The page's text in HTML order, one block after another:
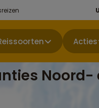
Acties
Noord-